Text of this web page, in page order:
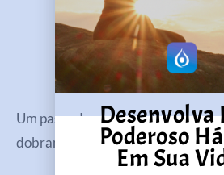
Um passo de cada vez. Estamos
dobramos o tempo um pouco.
Desenvolva
Poderoso
Em Sua